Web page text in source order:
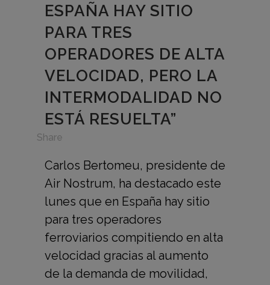
ESPAÑA HAY SITIO
PARA TRES
OPERADORES DE ALTA
VELOCIDAD, PERO LA
INTERMODALIDAD NO
ESTÁ RESUELTA”
Share
Carlos Bertomeu, presidente de
Air Nostrum, ha destacado este
lunes que en España hay sitio
para tres operadores
ferroviarios compitiendo en alta
velocidad gracias al aumento
de la demanda de movilidad,